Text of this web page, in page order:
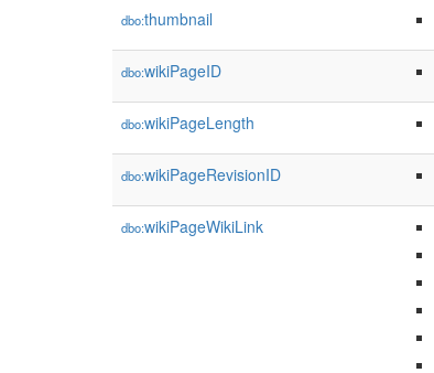
dbo:thumbnail
dbo:wikiPageID
dbo:wikiPageLength
dbo:wikiPageRevisionID
dbo:wikiPageWikiLink